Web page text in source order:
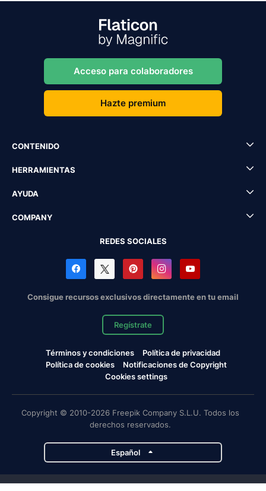
Acceso para colaboradores
Hazte premium
CONTENIDO
HERRAMIENTAS
AYUDA
COMPANY
REDES SOCIALES
Consigue recursos exclusivos directamente en tu email
Regístrate
Términos y condiciones
Política de privacidad
Política de cookies
Notificaciones de Copyright
Cookies settings
Copyright © 2010-2026 Freepik Company S.L.U. Todos los
derechos reservados.
Español